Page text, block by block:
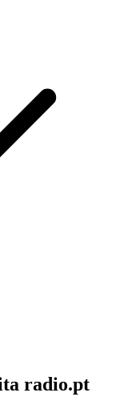
radio.pt